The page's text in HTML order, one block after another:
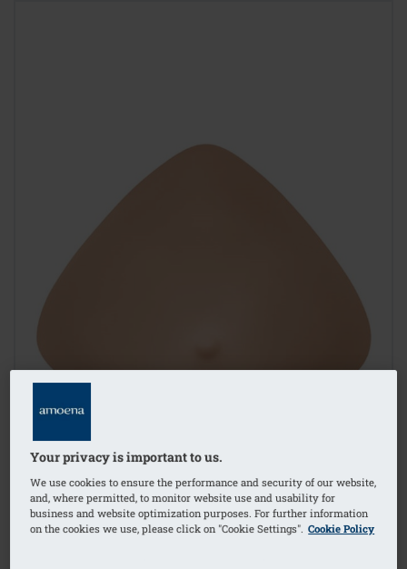
Your privacy is important to us.
We use cookies to ensure the performance and security of our website,
and, where permitted, to monitor website use and usability for
business and website optimization purposes. For further information
on the cookies we use, please click on "Cookie Settings". Cookie Policy